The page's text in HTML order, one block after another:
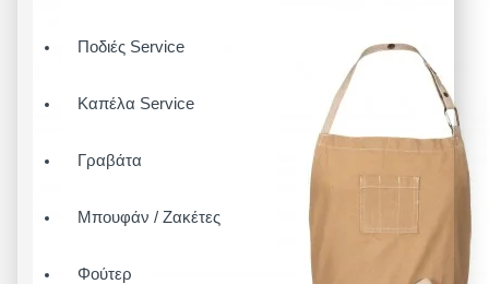
Ποδιές Service
Καπέλα Service
Γραβάτα
Μπουφάν / Ζακέτες
Φούτερ